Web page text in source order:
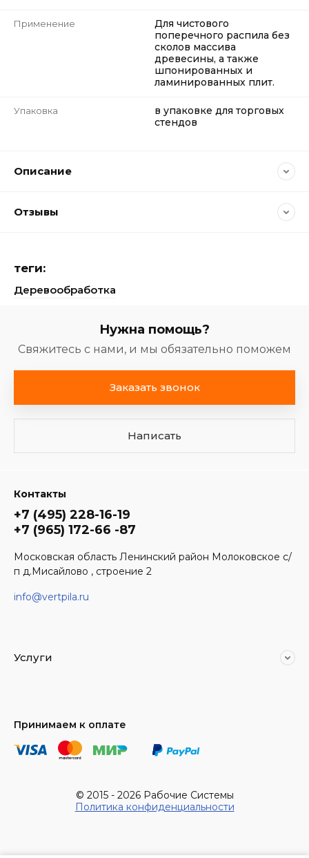
Применение
Для чистового
поперечного распила без
сколов массива
древесины, а также
шпонированных и
ламинированных плит.
Упаковка
в упаковке для торговых
стендов
Описание
Отзывы
теги:
Деревообработка
Нужна помощь?
Свяжитесь с нами, и мы обязательно поможем
Заказать звонок
Написать
Контакты
+7 (495) 228-16-19
+7 (965) 172-66 -87
Московская область Ленинский район Молоковское с/
п д.Мисайлово , строение 2
info@vertpila.ru
Услуги
Принимаем к оплате
© 2015 - 2026 Рабочие Системы
Политика конфиденциальности